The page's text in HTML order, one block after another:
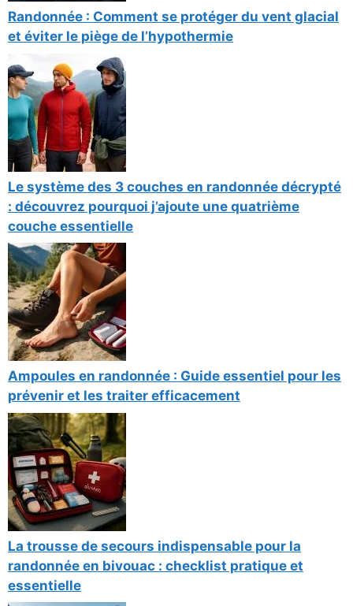
Randonnée : Comment se protéger du vent glacial
et éviter le piège de l’hypothermie
Le système des 3 couches en randonnée décrypté
: découvrez pourquoi j’ajoute une quatrième
couche essentielle
Ampoules en randonnée : Guide essentiel pour les
prévenir et les traiter efficacement
La trousse de secours indispensable pour la
randonnée en bivouac : checklist pratique et
essentielle